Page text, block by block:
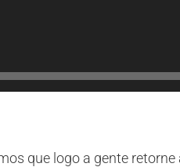
que logo a gente